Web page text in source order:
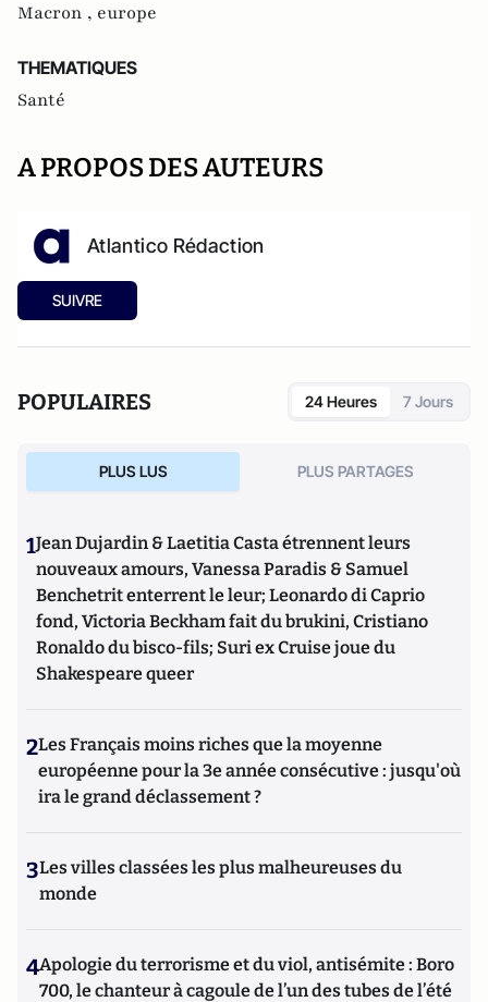
Macron , europe
THEMATIQUES
Santé
A PROPOS DES AUTEURS
Atlantico Rédaction
SUIVRE
POPULAIRES 24 Heures 7 Jours
PLUS LUS PLUS PARTAGES
1Jean Dujardin & Laetitia Casta étrennent leurs
nouveaux amours, Vanessa Paradis & Samuel
Benchetrit enterrent le leur; Leonardo di Caprio
fond, Victoria Beckham fait du brukini, Cristiano
Ronaldo du bisco-fils; Suri ex Cruise joue du
Shakespeare queer
2Les Français moins riches que la moyenne
européenne pour la 3e année consécutive : jusqu'où
ira le grand déclassement ?
3Les villes classées les plus malheureuses du
monde
4Apologie du terrorisme et du viol, antisémite : Boro
700, le chanteur à cagoule de l’un des tubes de l’été